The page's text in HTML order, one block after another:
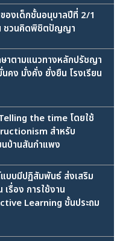
งเด็กชั้นอนุบาลปีที่ 2/1
ชวนคิดพิชิตปัญญา
าตามแนวทางหลักปรัชญา
คง มั่งคั่ง ยั่งยืน โรงเรียน
the time โดยใช้
สำหรับ
นบ้านสันกำแพง
บบมีปฏิสัมพันธ์ ส่งเสริม
รื่อง การใช้งาน
Learning ชั้นประถม